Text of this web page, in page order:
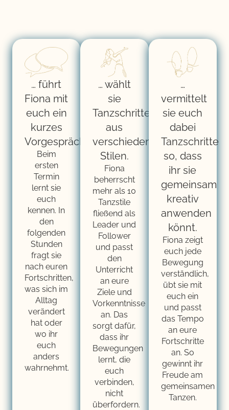
… führt
Fiona mit
euch ein
kurzes
Vorgespräch.
Beim
ersten
Termin
lernt sie
euch
kennen. In
den
folgenden
Stunden
fragt sie
nach euren
Fortschritten,
was sich im
Alltag
verändert
hat oder
wo ihr
euch
anders
wahrnehmt.
… wählt
sie
Tanzschritte
aus
verschiedenen
Stilen.
Fiona
beherrscht
mehr als 10
Tanzstile
fließend als
Leader und
Follower
und passt
den
Unterricht
an eure
Ziele und
Vorkenntnisse
an. Das
sorgt dafür,
dass ihr
Bewegungen
lernt, die
euch
verbinden,
nicht
überfordern.
…
vermittelt
sie euch
dabei
Tanzschritte
so, dass
ihr sie
gemeinsam
kreativ
anwenden
könnt.
Fiona zeigt
euch jede
Bewegung
verständlich,
übt sie mit
euch ein
und passt
das Tempo
an eure
Fortschritte
an. So
gewinnt ihr
Freude am
gemeinsamen
Tanzen.